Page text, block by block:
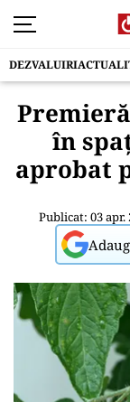
DEZVALUIRI
în
aprobat
Publicat: 03 apr.